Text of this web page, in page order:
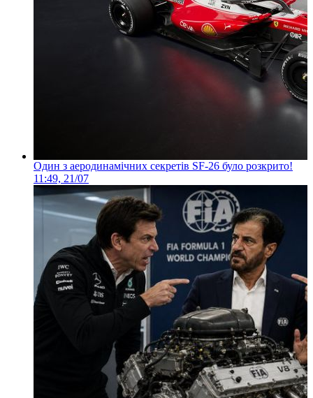
Один з аеродинамічних секретів SF-26 було розкрито!
11:49, 21/07